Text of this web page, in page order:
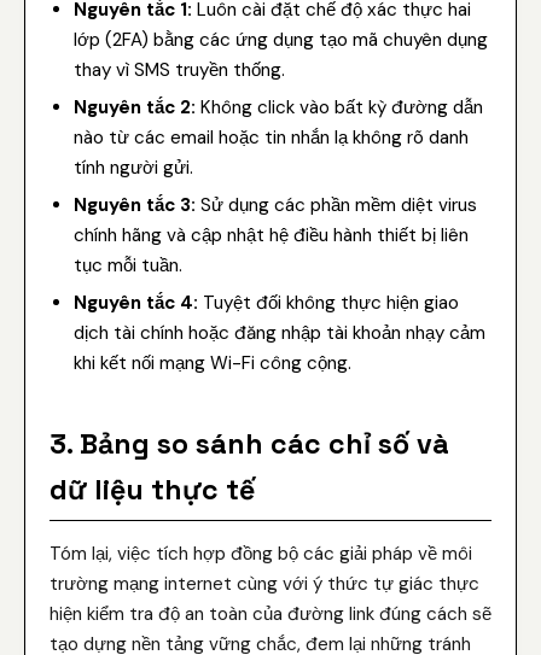
Nguyên tắc 1: Luôn cài đặt chế độ xác thực hai
lớp (2FA) bằng các ứng dụng tạo mã chuyên dụng
thay vì SMS truyền thống.
Nguyên tắc 2: Không click vào bất kỳ đường dẫn
nào từ các email hoặc tin nhắn lạ không rõ danh
tính người gửi.
Nguyên tắc 3: Sử dụng các phần mềm diệt virus
chính hãng và cập nhật hệ điều hành thiết bị liên
tục mỗi tuần.
Nguyên tắc 4: Tuyệt đối không thực hiện giao
dịch tài chính hoặc đăng nhập tài khoản nhạy cảm
khi kết nối mạng Wi-Fi công cộng.
3. Bảng so sánh các chỉ số và
dữ liệu thực tế
Tóm lại, việc tích hợp đồng bộ các giải pháp về môi
trường mạng internet cùng với ý thức tự giác thực
hiện kiểm tra độ an toàn của đường link đúng cách sẽ
tạo dựng nền tảng vững chắc, đem lại những tránh